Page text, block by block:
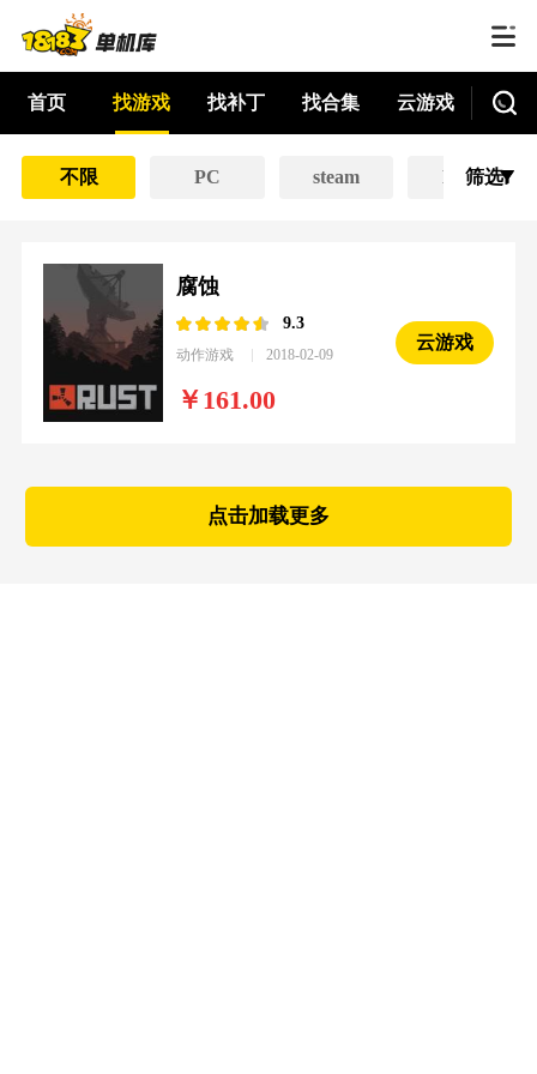
首页 找游戏 找补丁 找合集 云游戏
不限 PC steam EPIC
筛选
腐蚀
9.3
动作游戏 2018-02-09
161.00
云游戏
点击加载更多